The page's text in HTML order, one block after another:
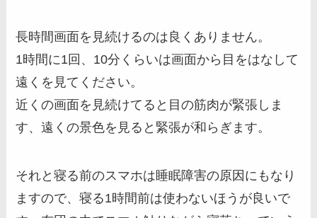
長時間画面を見続けるのは良くありません。
1時間に1回、10分くらいは画面から目をはなして
遠くを見てください。
近くの画面を見続けてると目の筋肉が緊張しま
す、遠くの景色を見ると緊張が和らぎます。
それと寝る前のスマホは睡眠障害の原因にもなり
ますので、寝る1時間前は使わないほうが良いで